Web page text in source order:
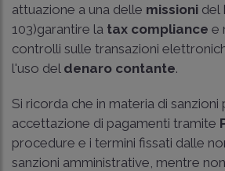
attuazione a una delle missioni del
103)garantire la tax compliance e
controlli sulle transazioni
l'uso del denaro contante.
Si ricorda che in materia di sanzioni
accettazione di pagamenti tramite
procedure e i termini fissati dalle
sanzioni amministrative, mentre